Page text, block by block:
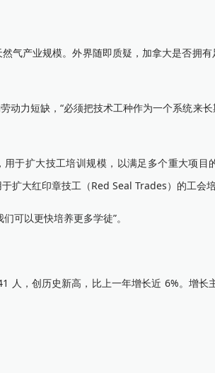
气产业规模。外界随即质疑，加拿大是否拥
动力短缺，“必须把技术工种作为一个系统来
于扩大技工培训规模，以满足多个重大项目
扩大红印章技工（Red Seal Trades）的工会培
可以更快培养更多学徒”。
人，创历史新高，比上一年增长近 6%。增长